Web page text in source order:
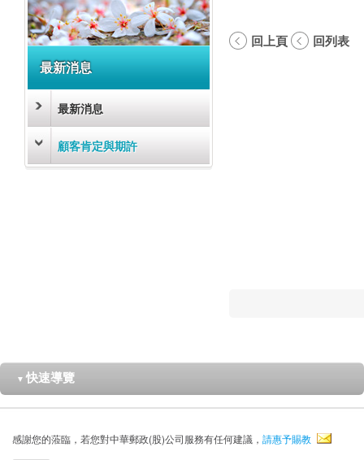
最新消息
最新消息
顧客肯定與期許
回上頁 回列表
▼ 快速導覽
感謝您的蒞臨，若您對中華郵政(股)公司服務有任何建議， 請惠予賜教